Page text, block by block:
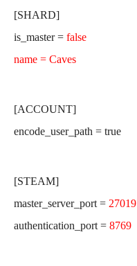
[SHARD]
is_master = false
name = Caves
[ACCOUNT]
encode_user_path = true
[STEAM]
master_server_port = 27019
authentication_port = 8769